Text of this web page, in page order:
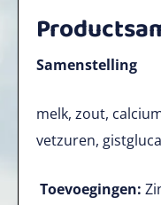
Samenstelling
melk, zout,
vetzuren,
Toevoegingen: